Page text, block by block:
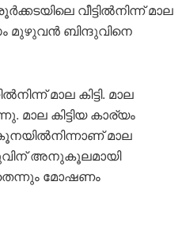
വീട്ടിൽനിന്ന് മാല
മുഴുവൻ ബിന്ദുവിനെ
മാല കിട്ടി. മാല
കിട്ടിയ കാര്യം
മാല
അനുകൂലമായി
മോഷണം